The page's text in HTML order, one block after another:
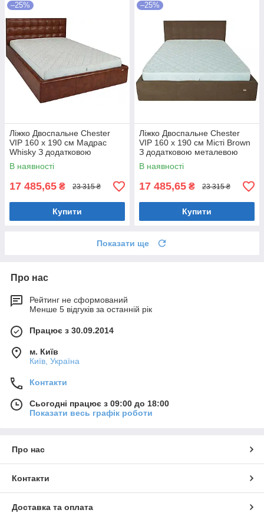
–25%
Ліжко Двоспальне Chester
VIP 160 х 190 см Мадрас
Whisky З додатковою
металевою цільнозварною
рамою Коричневий
В наявності
17 485,65 ₴ 23 315 ₴
Купити
–25%
Ліжко Двоспальне Chester
VIP 160 х 190 см Місті Brown
З додатковою металевою
цільнозварною рамою
Коричневий
В наявності
17 485,65 ₴ 23 315 ₴
Купити
Показати ще
Про нас
Рейтинг не сформований
Менше 5 відгуків за останній рік
Працює з 30.09.2014
м. Київ
Київ, Україна
Контакти
Сьогодні працює з 09:00 до 18:00
Показати весь графік роботи
Про нас
Контакти
Доставка та оплата